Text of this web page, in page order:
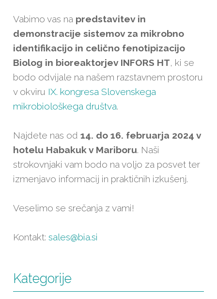
Vabimo vas na predstavitev in
demonstracije sistemov za mikrobno
identifikacijo in celično fenotipizacijo
Biolog in bioreaktorjev INFORS HT, ki se
bodo odvijale na našem razstavnem prostoru
v okviru IX. kongresa Slovenskega
mikrobiološkega društva.
Najdete nas od 14. do 16. februarja 2024 v
hotelu Habakuk v Mariboru. Naši
strokovnjaki vam bodo na voljo za posvet ter
izmenjavo informacij in praktičnih izkušenj.
Veselimo se srečanja z vami!
Kontakt: sales@bia.si
Kategorije